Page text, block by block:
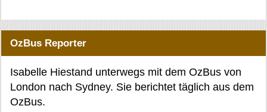
OzBus Reporter
Isabelle Hiestand unterwegs mit dem OzBus von
London nach Sydney. Sie berichtet täglich aus dem
OzBus.